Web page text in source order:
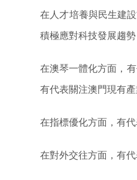
在人才培養與民生建
積極應對科技發展趨
在澳琴一體化方面，
有代表關注澳門現有
在指標優化方面，有
在對外交往方面，有